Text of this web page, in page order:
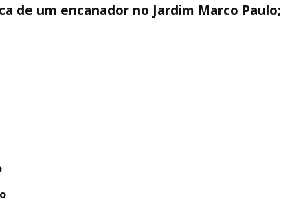
de um encanador no Jardim Marco Paulo;